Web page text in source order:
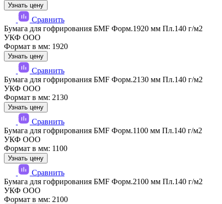
Узнать цену
Сравнить
Бумага для гофрирования БМF Форм.1920 мм Пл.140 г/м2
УКФ ООО
Формат в мм: 1920
Узнать цену
Сравнить
Бумага для гофрирования БМF Форм.2130 мм Пл.140 г/м2
УКФ ООО
Формат в мм: 2130
Узнать цену
Сравнить
Бумага для гофрирования БМF Форм.1100 мм Пл.140 г/м2
УКФ ООО
Формат в мм: 1100
Узнать цену
Сравнить
Бумага для гофрирования БМF Форм.2100 мм Пл.140 г/м2
УКФ ООО
Формат в мм: 2100